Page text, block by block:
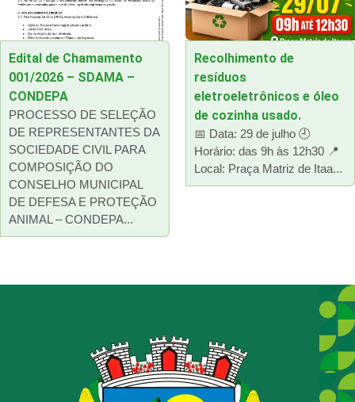
Edital de Chamamento
001/2026 – SDAMA –
CONDEPA
PROCESSO DE SELEÇÃO
DE REPRESENTANTES DA
SOCIEDADE CIVIL PARA
COMPOSIÇÃO DO
CONSELHO MUNICIPAL
DE DEFESA E PROTEÇÃO
ANIMAL – CONDEPA...
Recolhimento de
resíduos
eletroeletrônicos e óleo
de cozinha usado.
📅 Data: 29 de julho 🕘
Horário: das 9h às 12h30 📍
Local: Praça Matriz de Itaa...